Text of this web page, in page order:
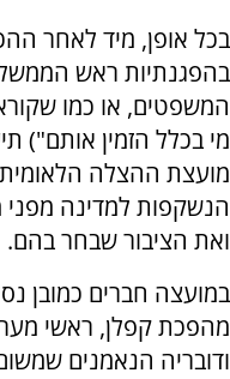
בכל אופן, מיד לאחר
בהפגנתיות ראש
המשפטים, או כמו
מי בכלל הזמין אותם")
מועצת ההצלה
הנשקפות למדינה מפני
ואת הציבור שבחר בהם.
במועצה חברים כמובן
מהפכת קפלן, ראשי
ודובריה הנאמנים